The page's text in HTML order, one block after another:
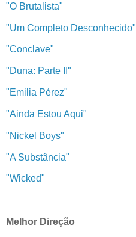
"O Brutalista"
"Um Completo Desconhecido"
"Conclave"
"Duna: Parte II"
"Emilia Pérez"
"Ainda Estou Aqui"
"Nickel Boys"
"A Substância"
"Wicked"
Melhor Direção